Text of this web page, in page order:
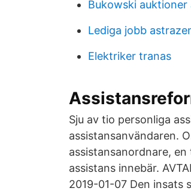
Bukowski auktioner
Lediga jobb
Elektriker tranas
Sju av tio personliga
assistansanvändaren.
assistansanordnare,
assistans innebär.
2019-01-07 Den insats